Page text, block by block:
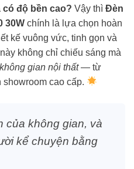
độ bền cao? Vậy thì Đèn
30W chính là lựa chọn hoàn
kế vuông vức, tinh gọn và
không chỉ chiếu sáng mà
gian nội thất— từ
cao cấp.
của không gian, và
kể chuyện bằng